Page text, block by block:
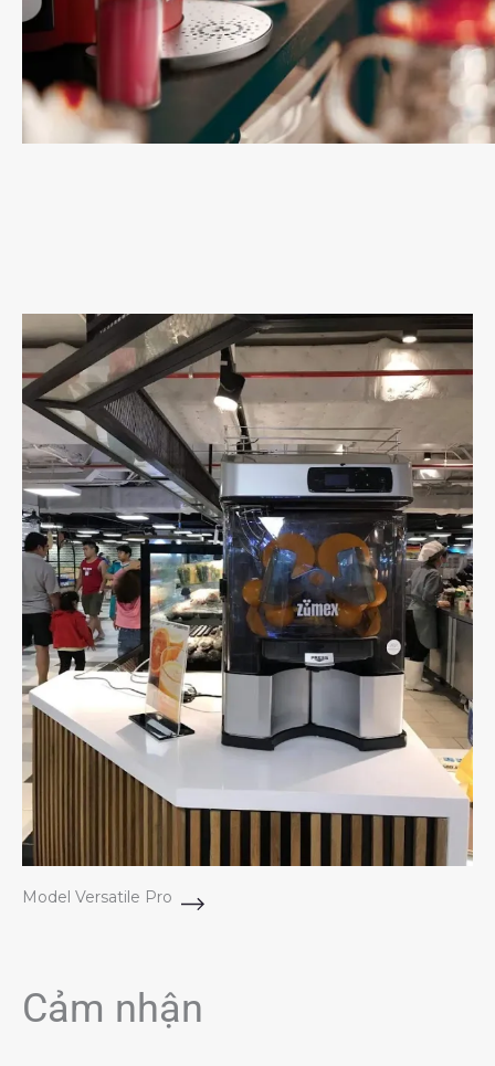
Model Versatile Pro
Cảm nhận